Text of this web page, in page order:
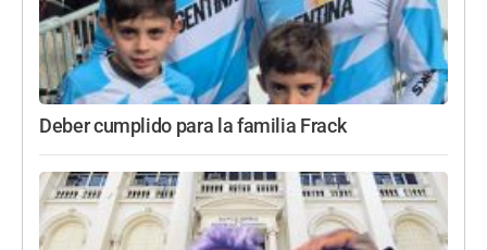
Deber cumplido para la familia Frack